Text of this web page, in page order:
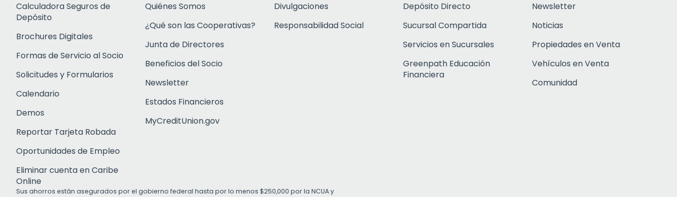
Calculadora Seguros de
Depósito
Brochures Digitales
Formas de Servicio al Socio
Solicitudes y Formularios
Calendario
Demos
Reportar Tarjeta Robada
Oportunidades de Empleo
Eliminar cuenta en Caribe
Online
Quiénes Somos
¿Qué son las Cooperativas?
Junta de Directores
Beneficios del Socio
Newsletter
Estados Financieros
MyCreditUnion.gov
Divulgaciones
Responsabilidad Social
Depósito Directo
Sucursal Compartida
Servicios en Sucursales
Greenpath Educación
Financiera
Newsletter
Noticias
Propiedades en Venta
Vehículos en Venta
Comunidad
Sus ahorros están asegurados por el gobierno federal hasta por lo menos $250,000 por la NCUA y